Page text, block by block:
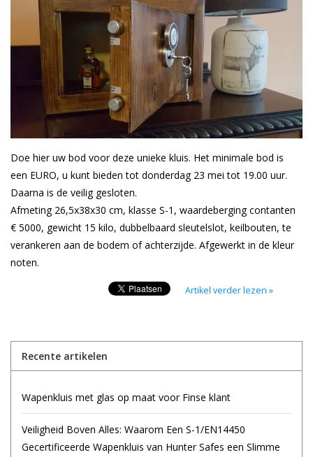
Doe hier uw bod voor deze unieke kluis. Het minimale bod is
een EURO, u kunt bieden tot donderdag 23 mei tot 19.00 uur.
Daarna is de veilig gesloten.
Afmeting 26,5x38x30 cm, klasse S-1, waardeberging contanten
€ 5000, gewicht 15 kilo, dubbelbaard sleutelslot, keilbouten, te
verankeren aan de bodem of achterzijde. Afgewerkt in de kleur
noten.
Artikel verder lezen »
Recente artikelen
Wapenkluis met glas op maat voor Finse klant
Veiligheid Boven Alles: Waarom Een S-1/EN14450
Gecertificeerde Wapenkluis van Hunter Safes een Slimme